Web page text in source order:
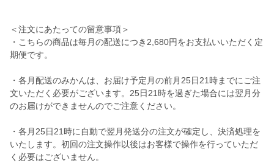
＜注文にあたっての留意事項＞
・こちらの商品は毎月の配送につき2,680円をお支払いいただく定
期便です。
・各月配送のみかんは、お届け予定月の前月25日21時までにご注
文いただく必要がございます。25日21時を過ぎた場合には翌月分
のお届けができませんのでご注意ください。
・各月25日21時に自動で翌月発送分の注文が確定し、決済処理を
いたします。初回の注文操作以後はお客様で操作を行っていただ
く必要はございません。